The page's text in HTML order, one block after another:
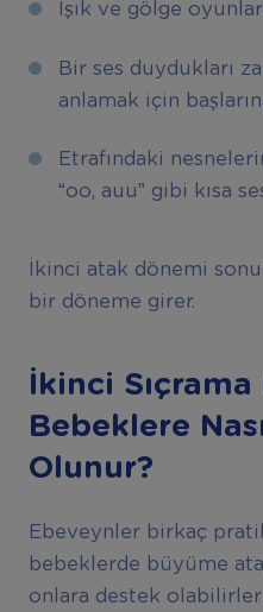
Işık ve gölge
Bir ses duydukları
anlamak için
Etrafındaki
“oo, auu” gibi kısa
İkinci atak dönemi
bir döneme girer.
İkinci
Bebeklere
Olunur?
Ebeveynler birkaç
bebeklerde büyüme
onlara destek